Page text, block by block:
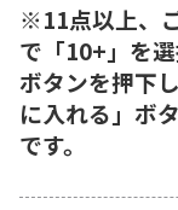
※11点以上、
で「10+」を
ボタンを押下
に入れる」ボ
です。